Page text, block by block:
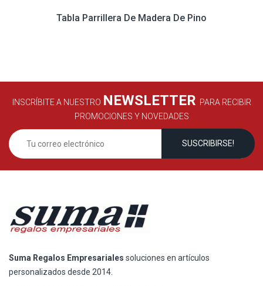
Tabla Parrillera De Madera De Pino
INSCRÍBITE A NUESTRO NEWSLETTER PARA RECIBIR
PROMOCIONES Y NOVEDADES
Suma Regalos Empresariales soluciones en artículos
personalizados desde 2014.